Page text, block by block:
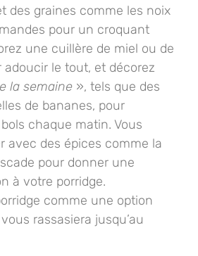
des graines comme les noix
pour un croquant
une cuillère de miel ou de
adoucir le tout, et décorez
la semaine », tels que des
de bananes, pour
chaque matin. Vous
avec des épices comme la
pour donner une
à votre porridge.
comme une option
rassasiera jusqu’au